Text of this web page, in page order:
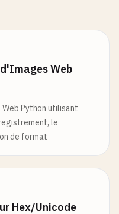
Web
Python utilisant
le
de format
Hex/Unicode